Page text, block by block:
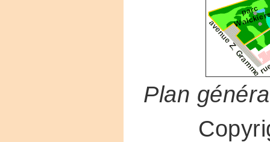
Plan